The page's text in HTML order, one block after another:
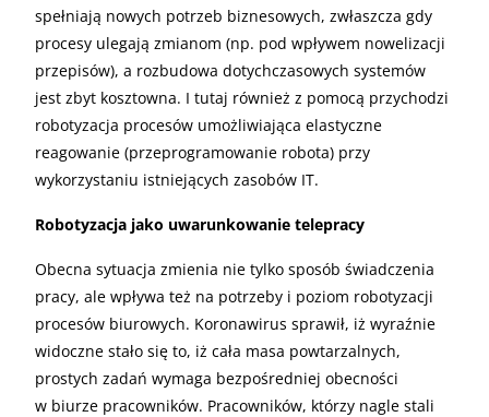
spełniają nowych potrzeb biznesowych, zwłaszcza gdy
procesy ulegają zmianom (np. pod wpływem nowelizacji
przepisów), a rozbudowa dotychczasowych systemów
jest zbyt kosztowna. I tutaj również z pomocą przychodzi
robotyzacja procesów umożliwiająca elastyczne
reagowanie (przeprogramowanie robota) przy
wykorzystaniu istniejących zasobów IT.
Robotyzacja jako uwarunkowanie telepracy
Obecna sytuacja zmienia nie tylko sposób świadczenia
pracy, ale wpływa też na potrzeby i poziom robotyzacji
procesów biurowych. Koronawirus sprawił, iż wyraźnie
widoczne stało się to, iż cała masa powtarzalnych,
prostych zadań wymaga bezpośredniej obecności
w biurze pracowników. Pracowników, którzy nagle stali